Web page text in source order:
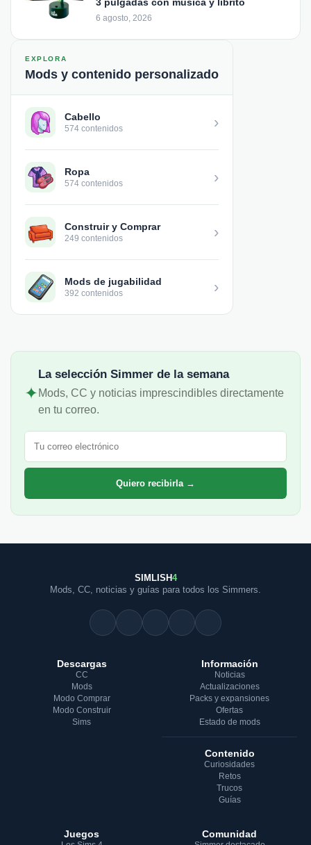
3 pulgadas con música y librito
6 agosto, 2026
EXPLORA
Mods y contenido personalizado
Cabello
574 contenidos ›
Ropa
574 contenidos ›
Construir y Comprar
249 contenidos ›
Mods de jugabilidad
392 contenidos ›
✦
La selección Simmer de la semana
Mods, CC y noticias imprescindibles directamente
en tu correo.
Correo electrónico
Quiero recibirla →
SIMLISH4
Mods, CC, noticias y guías para todos los Simmers.
Descargas
CC
Mods
Modo Comprar
Modo Construir
Sims
Información
Noticias
Actualizaciones
Packs y expansiones
Ofertas
Estado de mods
Contenido
Curiosidades
Retos
Trucos
Guías
Juegos Comunidad